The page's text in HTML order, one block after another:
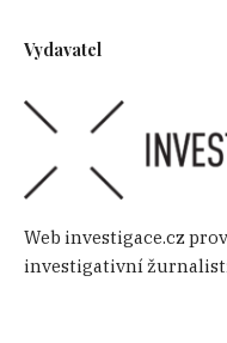
Vydavatel
Web investigace.cz
investigativní